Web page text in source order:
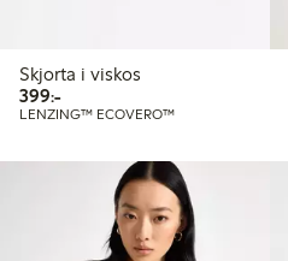
Skjorta i viskos
399:-399,00 kr
LENZING™ ECOVERO™